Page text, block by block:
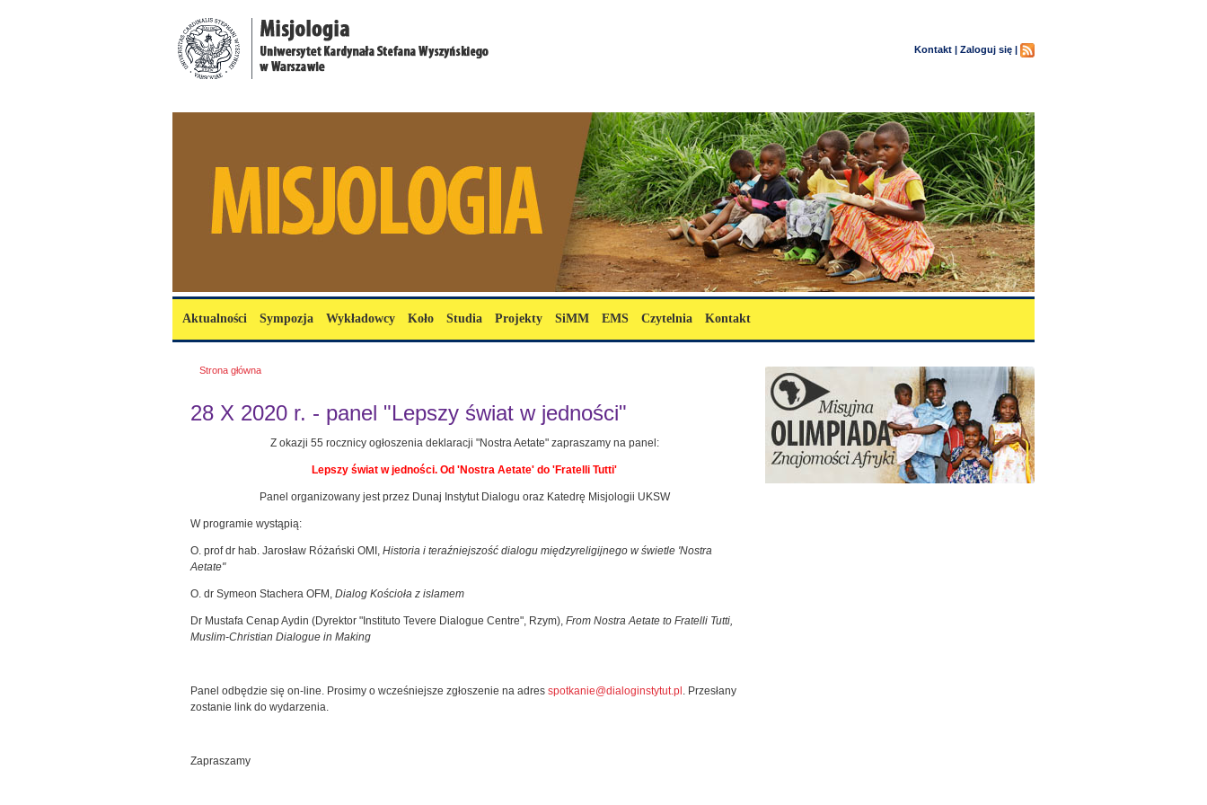
Kontakt | Zaloguj się |
Menu główne
Aktualności Sympozja Wykładowcy Koło Studia Projekty SiMM EMS Czytelnia Kontakt
Jesteś tutaj
Strona główna
28 X 2020 r. - panel "Lepszy świat w jedności"
Z okazji 55 rocznicy ogłoszenia deklaracji "Nostra Aetate" zapraszamy na panel:
Lepszy świat w jedności. Od 'Nostra Aetate' do 'Fratelli Tutti'
Panel organizowany jest przez Dunaj Instytut Dialogu oraz Katedrę Misjologii UKSW
W programie wystąpią:
O. prof dr hab. Jarosław Różański OMI, Historia i teraźniejszość dialogu międzyreligijnego w świetle 'Nostra
Aetate"
O. dr Symeon Stachera OFM, Dialog Kościoła z islamem
Dr Mustafa Cenap Aydin (Dyrektor "Instituto Tevere Dialogue Centre", Rzym), From Nostra Aetate to Fratelli Tutti,
Muslim-Christian Dialogue in Making
Panel odbędzie się on-line. Prosimy o wcześniejsze zgłoszenie na adres spotkanie@dialoginstytut.pl . Przesłany
zostanie link do wydarzenia.
Zapraszamy